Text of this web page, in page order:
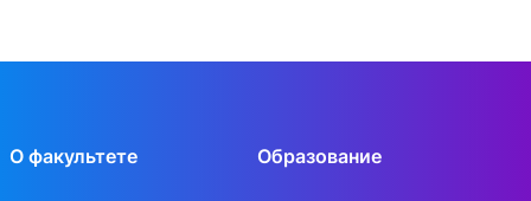
О факультете Образование